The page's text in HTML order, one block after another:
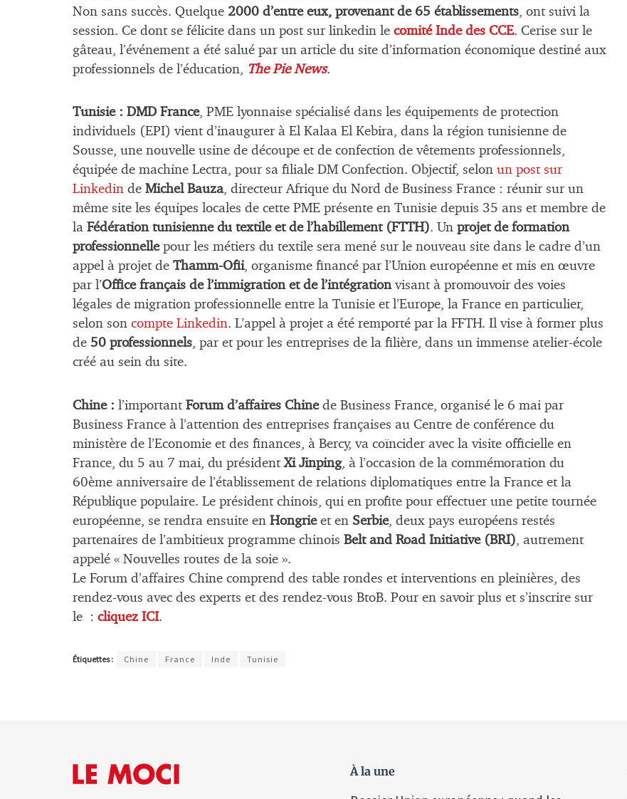
Non sans succès. Quelque 2000 d’entre eux, provenant de 65 établissements , ont suivi la
session. Ce dont se félicite dans un post sur linkedin le comité Inde des CCE. Cerise sur le
gâteau, l’événement a été salué par un article du site d’information économique destiné aux
professionnels de l’éducation,
The Pie News.
Tunisie : DMD France, PME lyonnaise spécialisé dans les équipements de protection
individuels (EPI) vient d’inaugurer à El Kalaa El Kebira, dans la région tunisienne de
Sousse, une nouvelle usine de découpe et de confection de vêtements professionnels,
équipée de machine Lectra, pour sa filiale DM Confection. Objectif, selon un post sur
Linkedin de Michel Bauza, directeur Afrique du Nord de Business France : réunir sur un
même site les équipes locales de cette PME présente en Tunisie depuis 35 ans et membre de
la Fédération tunisienne du textile et de l’habillement (FTTH). Un projet de formation
professionnellepour les métiers du textile sera mené sur le nouveau site dans le cadre d’un
appel à projet de Thamm-Ofii, organisme financé par l’Union européenne et mis en œuvre
par l’Office français de l’immigration et de l’intégrationvisant à promouvoir des voies
légales de migration professionnelle entre la Tunisie et l’Europe, la France en particulier,
selon son compte Linkedin. L’appel à projet a été remporté par la FFTH. Il vise à former plus
de 50 professionnels, par et pour les entreprises de la filière, dans un immense atelier-école
créé au sein du site.
Chine : l’important Forum d’affaires Chinede Business France, organisé le 6 mai par
Business France à l’attention des entreprises françaises au Centre de conférence du
ministère de l’Economie et des finances, à Bercy, va coïncider avec la visite officielle en
France, du 5 au 7 mai, du présidentXi Jinping, à l’occasion de la commémoration du
60ème anniversaire de l’établissement de relations diplomatiques entre la France et la
République populaire. Le président chinois, qui en profite pour effectuer une petite tournée
européenne, se rendra ensuite en Hongrieet en Serbie, deux pays européens restés
partenaires de l’ambitieux programme chinois Belt and Road Initiative (BRI), autrement
appelé « Nouvelles routes de la soie ».
Le Forum d’affaires Chine comprend des table rondes et interventions en pleinières, des
rendez-vous avec des experts et des rendez-vous BtoB. Pour en savoir plus et s’inscrire sur
le : cliquez ICI.
Étiquettes : Chine France Inde Tunisie
À la une